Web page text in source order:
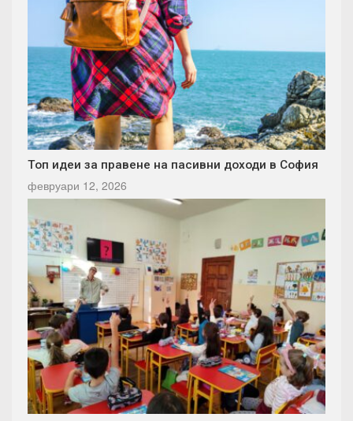
Топ идеи за правене на пасивни доходи в София
февруари 12, 2026